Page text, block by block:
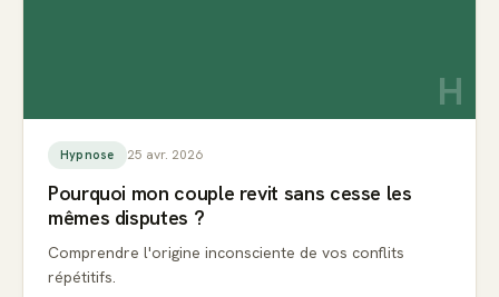
H
Hypnose 25 avr. 2026
Pourquoi mon couple revit sans cesse les
mêmes disputes ?
Comprendre l'origine inconsciente de vos conflits
répétitifs.